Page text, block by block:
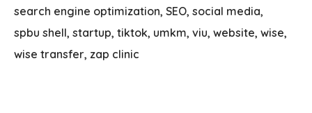
search engine optimization SEO social media
spbu shell startup tiktok umkm viu website wise
wise transfer zap clinic